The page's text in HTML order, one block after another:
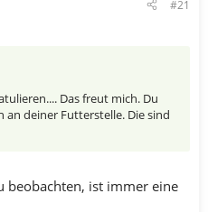
#21
Das freut mich. Du
an deiner Futterstelle. Die sind
beobachten, ist immer eine